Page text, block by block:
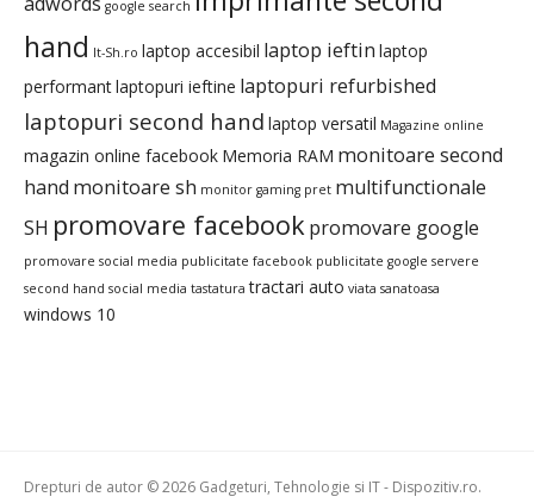
google search
hand It-Sh.ro laptop accesibil laptop ieftin laptop
performantlaptopuri ieftine laptopuri refurbished
laptopuri second hand laptop versatil Magazine online
magazin online facebook Memoria RAM monitoare second
hand monitoare sh monitor gaming pret multifunctionale
SH promovare facebook promovare google
promovare social media publicitate facebook publicitate google servere
second hand social media tastatura tractari auto viata sanatoasa
windows 10
Drepturi de autor © 2026 Gadgeturi, Tehnologie si IT - Dispozitiv.ro.